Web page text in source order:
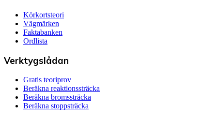
Körkortsteori
Vägmärken
Faktabanken
Ordlista
Verktygslådan
Gratis teoriprov
Beräkna reaktionssträcka
Beräkna bromssträcka
Beräkna stoppsträcka